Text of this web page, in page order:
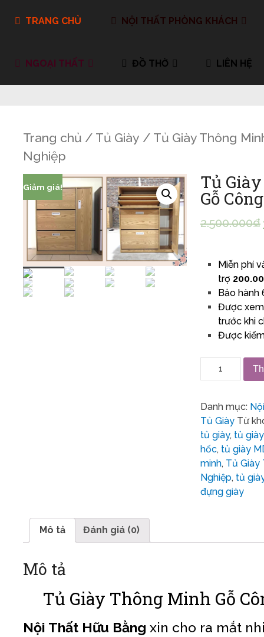
TRANG CHỦ NỘI THẤT PHÒNG KHÁCH
NGOẠI THẤT ĐỒ THỜ LIÊN HỆ
Trang chủ / Tủ Giày / Tủ Giày Thông
Nghiệp
Giảm giá! Tủ
Gỗ
2.500.000₫
Miễn phí
trợ
Bảo hành
Được
trước khi
Được
Danh mục:
Tủ Giày Từ
tủ giày, tủ
hốc, tủ giày
minh, Tủ Giày
Nghiệp, tủ
đựng giày
Mô tả Đánh giá (0)
Mô tả
Tủ Giày Thông Minh Gỗ
Nội Thất Hữu Bằng xin cho ra mắt